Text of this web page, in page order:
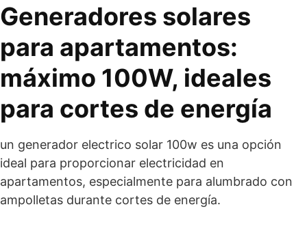
Generadores solares
para apartamentos:
máximo 100W, ideales
para cortes de energía
un generador electrico solar 100w es una opción
ideal para proporcionar electricidad en
apartamentos, especialmente para alumbrado con
ampolletas durante cortes de energía.